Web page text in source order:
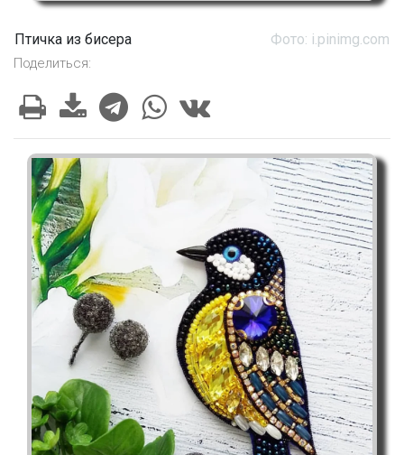
Птичка из бисера Фото: i.pinimg.com
Поделиться: